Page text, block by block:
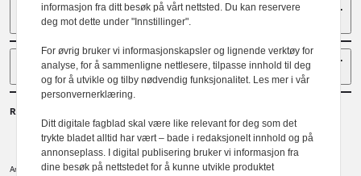
Sider
Følg oss
Redaktør
Gaute Brochmann
Arkitektur er et tidsskrift utgitt avNorske arkitekters landsforbund.
informasjon fra ditt besøk på vårt nettsted. Du kan reservere
deg mot dette under "Innstillinger".
For øvrig bruker vi informasjonskapsler og lignende verktøy for
analyse, for å sammenligne nettlesere, tilpasse innhold til deg
og for å utvikle og tilby nødvendig funksjonalitet. Les mer i vår
personvernerklæring.
Ditt digitale fagblad skal være like relevant for deg som det
trykte bladet alltid har vært – bade i redaksjonelt innhold og på
annonseplass. I digital publisering bruker vi informasjon fra
dine besøk på nettstedet for å kunne utvikle produktet